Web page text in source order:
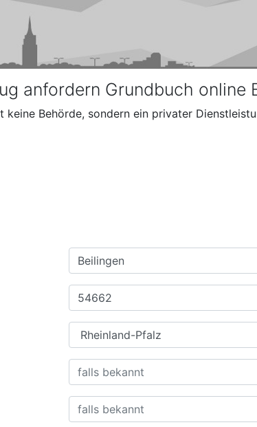
anfordern Grundbuch online
keine Behörde, sondern ein privater